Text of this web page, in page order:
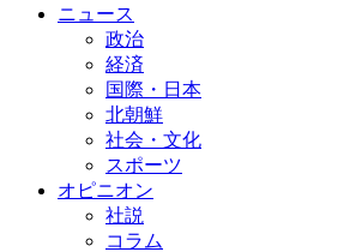
ニュース
政治
経済
国際・日本
北朝鮮
社会・文化
スポーツ
オピニオン
社説
コラム